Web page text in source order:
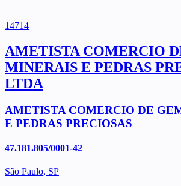
14714
AMETISTA COMERCIO
MINERAIS E PEDRAS
LTDA
AMETISTA COMERCIO DE
E PEDRAS PRECIOSAS
47.181.805/0001-42
São Paulo, SP